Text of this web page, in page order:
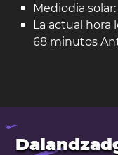
Mediodia solar:
La actual hora
68 minutos